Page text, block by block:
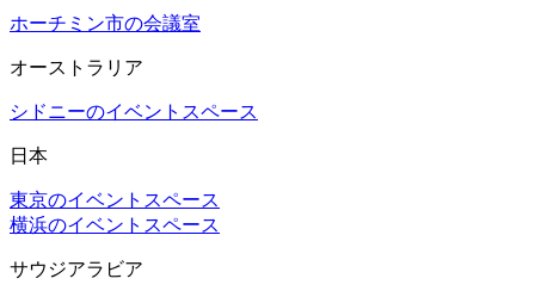
ホーチミン市の会議室
オーストラリア
シドニーのイベントスペース
日本
東京のイベントスペース
横浜のイベントスペース
サウジアラビア